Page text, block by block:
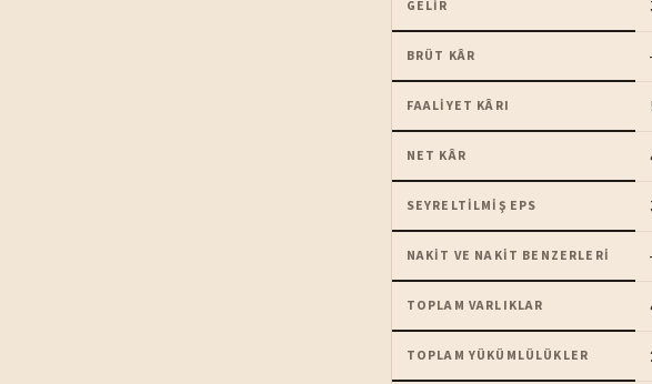
GELIR
BRÜT KÂR
FAALIYET KÂRI
NET KÂR
SEYRELTILMIŞ EPS
NAKIT VE NAKIT BENZERLERI
TOPLAM VARLIKLAR
TOPLAM YÜKÜMLÜLÜKLER